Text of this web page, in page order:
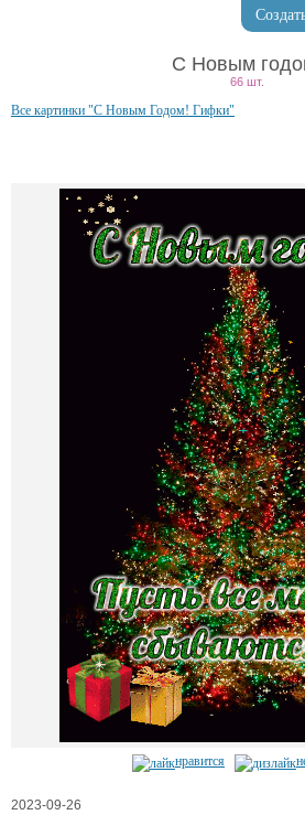
С Новым
66 шт.
Все картинки "С Новым Годом! Гифки"
нравится
2023-09-26